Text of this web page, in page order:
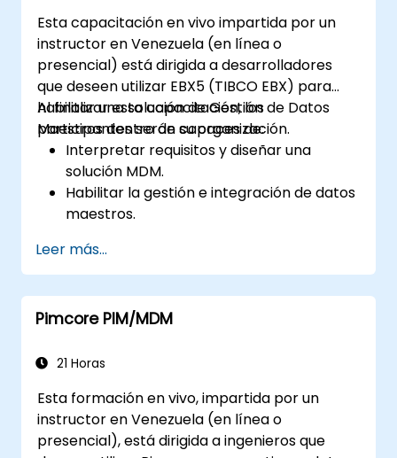
Esta capacitación en vivo impartida por un
instructor en Venezuela (en línea o
presencial) está dirigida a desarrolladores
que deseen utilizar EBX5 (TIBCO EBX) para
habilitar una solución de Gestión de Datos
Maestros dentro de su organización.
Al finalizar esta capacitación, los
participantes serán capaces de:
Interpretar requisitos y diseñar una
solución MDM.
Habilitar la gestión e integración de datos
maestros.
sistemas.
Importar datos a EBX5 utilizando lógica de
coincidencia y fusión.
Diseñar, crear y documentar un modelo
comerciales de su organización.
Leer más...
Pimcore PIM/MDM
21 Horas
Esta formación en vivo, impartida por un
instructor en Venezuela (en línea o
presencial), está dirigida a ingenieros que